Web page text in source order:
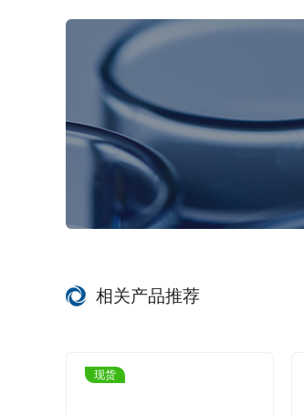
相关产品推荐
现货